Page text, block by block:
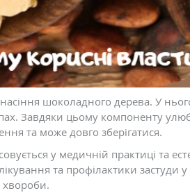
0
для
шоколадного дерева. У
Завдяки цьому компоненту
та може довго зберігатися.
у медичній практиці та
та профілактики застуди